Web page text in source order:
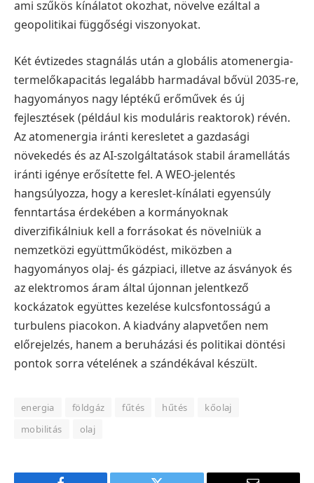
ami szűkös kínálatot okozhat, növelve ezáltal a
geopolitikai függőségi viszonyokat.
Két évtizedes stagnálás után a globális atomenergia-
termelőkapacitás legalább harmadával bővül 2035-re,
hagyományos nagy léptékű erőművek és új
fejlesztések (például kis moduláris reaktorok) révén.
Az atomenergia iránti keresletet a gazdasági
növekedés és az AI-szolgáltatások stabil áramellátás
iránti igénye erősítette fel. A WEO-jelentés
hangsúlyozza, hogy a kereslet-kínálati egyensúly
fenntartása érdekében a kormányoknak
diverzifikálniuk kell a forrásokat és növelniük a
nemzetközi együttműködést, miközben a
hagyományos olaj- és gázpiaci, illetve az ásványok és
az elektromos áram által újonnan jelentkező
kockázatok együttes kezelése kulcsfontosságú a
turbulens piacokon. A kiadvány alapvetően nem
előrejelzés, hanem a beruházási és politikai döntési
pontok sorra vételének a szándékával készült.
energia földgáz fűtés hűtés
kőolaj
mobilitás
olaj